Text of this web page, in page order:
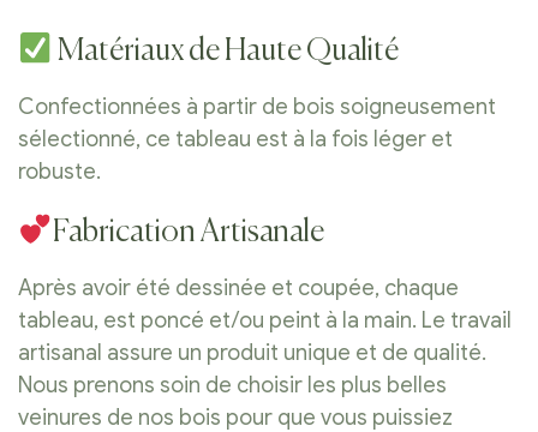
Matériaux de Haute Qualité
Confectionnées à partir de bois soigneusement
sélectionné, ce tableau est à la fois léger et
robuste.
Fabrication Artisanale
Après avoir été dessinée et coupée, chaque
tableau, est poncé et/ou peint à la main. Le travail
artisanal assure un produit unique et de qualité.
Nous prenons soin de choisir les plus belles
veinures de nos bois pour que vous puissiez